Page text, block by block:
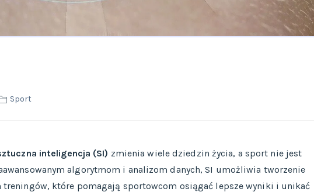
Sport
inteligencja (SI) zmienia wiele dziedzin życia, a sport nie jest
algorytmom i analizom danych, SI umożliwia tworzenie
treningów, które pomagają sportowcom osiągać lepsze wyniki i unikać